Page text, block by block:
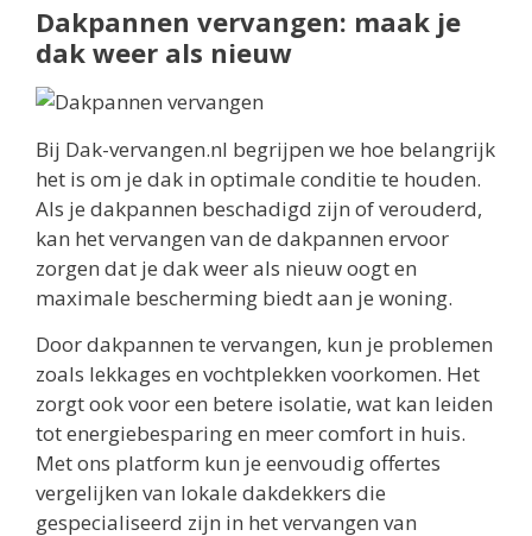
Dakpannen vervangen: maak je
dak weer als nieuw
Bij Dak-vervangen.nl begrijpen we hoe belangrijk
het is om je dak in optimale conditie te houden.
Als je dakpannen beschadigd zijn of verouderd,
kan het vervangen van de dakpannen ervoor
zorgen dat je dak weer als nieuw oogt en
maximale bescherming biedt aan je woning.
Door dakpannen te vervangen, kun je problemen
zoals lekkages en vochtplekken voorkomen. Het
zorgt ook voor een betere isolatie, wat kan leiden
tot energiebesparing en meer comfort in huis.
Met ons platform kun je eenvoudig offertes
vergelijken van lokale dakdekkers die
gespecialiseerd zijn in het vervangen van